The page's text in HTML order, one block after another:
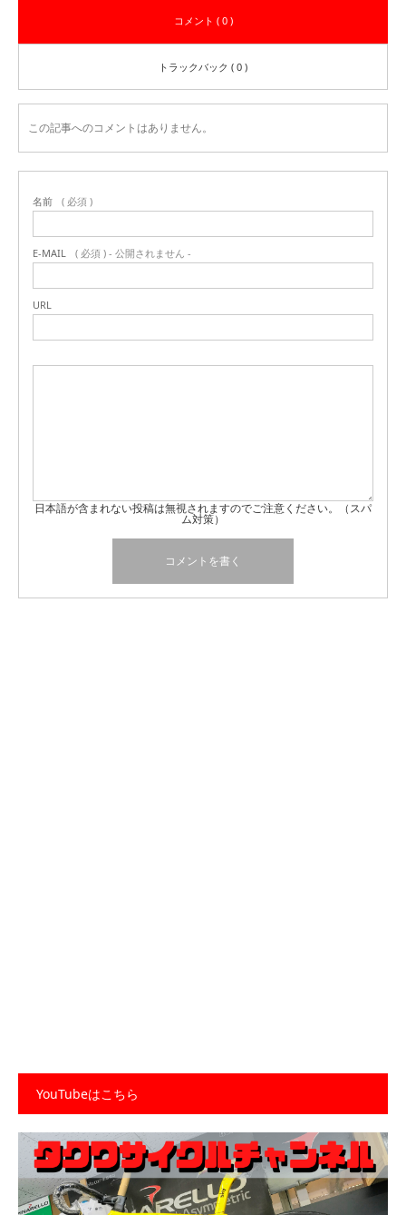
コメント ( 0 )
トラックバック ( 0 )
この記事へのコメントはありません。
名前 ( 必須 )
E-MAIL ( 必須 ) - 公開されません -
URL
日本語が含まれない投稿は無視されますのでご注意ください。（スパ
ム対策）
YouTubeはこちら